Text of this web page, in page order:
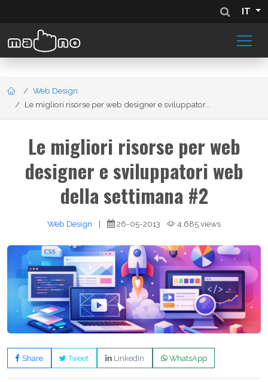
IT
Web Design
Le migliori risorse per web designer e sviluppator...
Le migliori risorse per web
designer e sviluppatori web
della settimana #2
Web Design | 26-05-2013 4,685 views
Share Tweet LinkedIn WhatsApp